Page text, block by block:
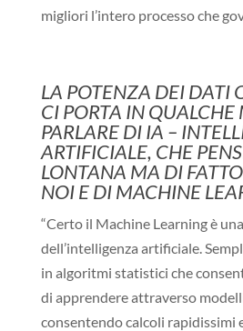
migliori l’intero processo che
LA POTENZA DEI DATI
CI PORTA IN
PARLARE DI IA –
ARTIFICIALE, CHE
LONTANA MA DI
NOI E DI MACHINE
“Certo il Machine Learning è
dell’intelligenza artificiale.
in algoritmi statistici che
di apprendere attraverso
consentendo calcoli rapidissimi